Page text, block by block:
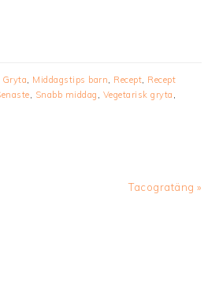
Gryta Middagstips barn Recept Recept
Snabb middag Vegetarisk gryta
Next
Tacogratäng »